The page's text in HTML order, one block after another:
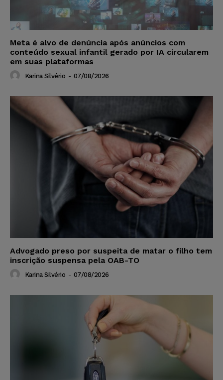
Meta é alvo de denúncia após anúncios com
conteúdo sexual infantil gerado por IA circularem
em suas plataformas
Karina Silvério - 07/08/2026
Advogado preso por suspeita de matar o filho tem
inscrição suspensa pela OAB-TO
Karina Silvério - 07/08/2026